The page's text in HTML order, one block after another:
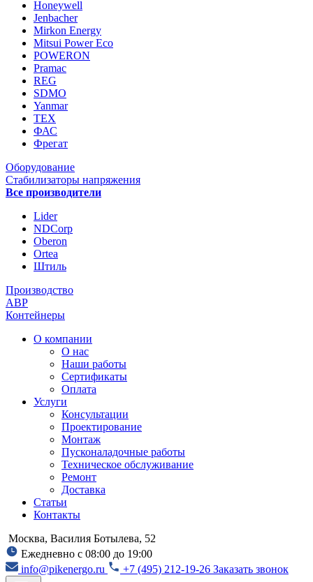
Honeywell
Jenbacher
Mirkon Energy
Mitsui Power Eco
POWERON
Pramac
REG
SDMO
Yanmar
ТЕХ
ФАС
Фрегат
Оборудование
Стабилизаторы напряжения
Все производители
Lider
NDCorp
Oberon
Ortea
Штиль
Производство
АВР
Контейнеры
О компании
О нас
Наши работы
Сертификаты
Оплата
Услуги
Консультации
Проектирование
Монтаж
Пусконаладочные работы
Техническое обслуживание
Ремонт
Доставка
Статьи
Контакты
Москва, Василия Ботылева, 52
Ежедневно с 08:00 до 19:00
info@pikenergo.ru
+7 (495) 212-19-26 Заказать звонок